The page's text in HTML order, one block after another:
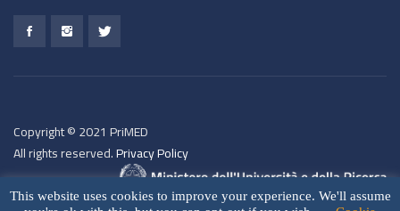
Copyright © 2021 PriMED
All rights reserved.Privacy Policy
This website uses cookies to improve your experience. We'll assume